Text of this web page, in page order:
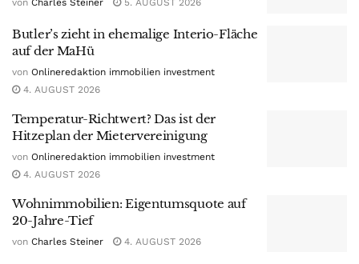
von Charles Steiner 5. AUGUST 2026
Butler’s zieht in ehemalige Interio-Fläche
auf der MaHü
von Onlineredaktion immobilien investment
4. AUGUST 2026
Temperatur-Richtwert? Das ist der
Hitzeplan der Mietervereinigung
von Onlineredaktion immobilien investment
4. AUGUST 2026
Wohnimmobilien: Eigentumsquote auf
20-Jahre-Tief
von Charles Steiner 4. AUGUST 2026